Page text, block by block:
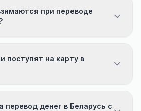
при переводе
поступят на карту в
перевод денег в Беларусь с